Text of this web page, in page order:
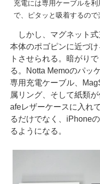
充電には専用ケーブルを
で、ピタッと吸着するので
しかし、マグネット式
本体のポゴピンに近づ
トさせられる。暗がり
る。Notta Memoのパッ
専用充電ケーブル、
属リング、そして紙類
afeレザーケースに入れ
るだけでなく、iPhone
るようになる。